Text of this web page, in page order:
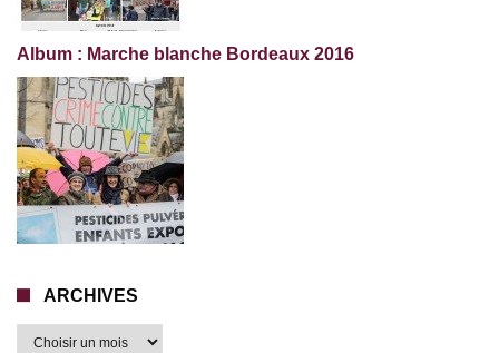
Album : Marche blanche Bordeaux 2016
ARCHIVES